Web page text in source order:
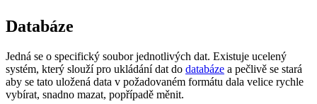
Databáze
Jedná se o specifický soubor jednotlivých dat. Existuje ucelený
systém, který slouží pro ukládání dat do databáze a pečlivě se stará
aby se tato uložená data v požadovaném formátu dala velice rychle
vybírat, snadno mazat, popřípadě měnit.